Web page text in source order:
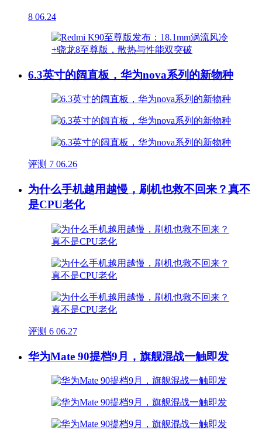
8 06.24
6.3英寸的阔直板，华为nova系列的新物种
评测 7 06.26
为什么手机越用越慢，刷机也救不回来？真不
是CPU老化
评测 6 06.27
华为Mate 90提档9月，旗舰混战一触即发